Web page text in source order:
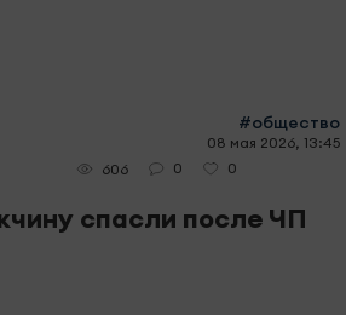
#общество
08 мая 2026, 13:45
606
0 0
спасли после ЧП